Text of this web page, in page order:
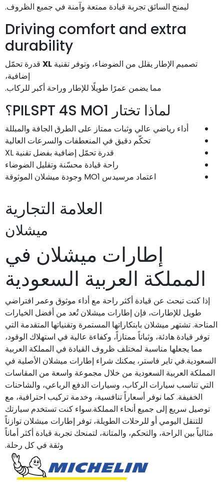
ليمنح السائق تجربة قيادة ممتعة وآمنة في جميع الظروف.
Driving comfort and extra
durability
تصميم الإطار يقلل من الضوضاء، وتوفر تقنية XL قدرة تحمّل
إضافية،
مما يضمن عمرًا طويلًا للإطار وراحة أكبر للركاب.
لماذا تختار PILSPT 4S MO1؟
أداء رياضي عالي وثبات ممتاز على الطرق الجافة والمبللة
تحكّم دقيق في المنعطفات والسرعات العالية
قدرة تحمّل إضافية بفضل تقنية XL
راحة قيادة محسّنة وتقليل الضوضاء
اعتماد مرسيدس MO1 وجودة ميشلان الموثوقة
العلامة التجارية
ميشلان
إطارات ميشلان في
المملكة العربية السعودية
إذا كنت تبحث عن قيادة أكثر راحة مع أداء موثوق وعمر افتراضي
طويل للإطارات، فإن إطارات ميشلان تُعد من أفضل الخيارات
المتاحة. تشتهر ميشلان بابتكاراتها المستمرة وتقنياتها المتقدمة التي
توفر قيادة هادئة، وثباتاً ممتازاً، وكفاءة عالية في استهلاك الوقود،
مما يجعلها مناسبة لمختلف ظروف القيادة في المملكة العربية
السعودية.في تاير فاستر، يمكنك شراء إطارات ميشلان الأصلية في
المملكة العربية السعودية من خلال مجموعة واسعة من المقاسات
التي تناسب سيارات الركاب، وسيارات الدفع الرباعي، والشاحنات
الخفيفة. كما نوفر أسعاراً تنافسية، وخدمة تركيب احترافية، مع
توصيل سريع إلى جميع أنحاء المملكة.سواء كنت تستخدم سيارتك
للتنقل اليومي أو للرحلات الطويلة، توفر إطارات ميشلان توازناً
مثالياً بين الراحة، والتحكم، والمتانة، لتمنحك تجربة قيادة أكثر أماناً
وثقة في كل رحلة.